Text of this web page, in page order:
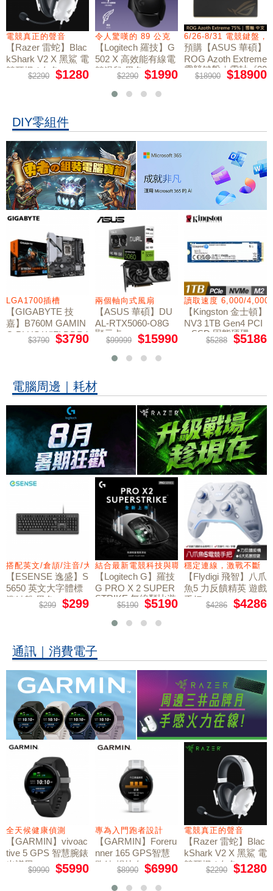
電競真正的聲音
【Razer 雷蛇】Blac
kShark V2 X 黑鯊 電
競耳機 / 白色
$2290 $1280
令人驚嘆的 89 公克
【Logitech 羅技】G
502 X 高效能有線電
競滑鼠 黑色
$2290 $1990
6/26-8/31 電競鍵盤，
預購【ASUS 華碩】
ROG Azoth Extreme
電競鍵盤｜雪軸《20
周年限量版》
$18900 $18900
DIY零組件
LGA1700插槽
【GIGABYTE 技
嘉】B760M GAMIN
G PLUS WIFI DDR4
主機板$3790 $3790
兩個軸向式風扇
【ASUS 華碩】DU
AL-RTX5060-O8G
顯示卡
$99999 $15990
讀取速度 6,000/
【Kingston 金士頓】
NV3 1TB Gen4 PCI
e SSD 固態硬碟
$5288 $5186
電腦周邊｜耗材
切換扳機
搭配英文/倉頡/注音/大易
【ESENSE 逸盛】S
5650 英文大字體標
準鍵盤 黑色
$299 $299
結合最新電競科技與職業選手共同開發
【Logitech G】羅技
G PRO X 2 SUPER
STRIKE 無線類比遊
戲滑鼠$5190 $5190
穩定連線，激戰不斷
【Flydigi 飛智】八爪
魚5 力反饋精英 遊戲
手把
$4286 $4286
通訊｜消費電子
全天候健康偵測
【GARMIN】vivoac
tive 5 GPS 智慧腕錶
光譜黑
$9990 $5990
專為入門跑者設計
【GARMIN】Foreru
nner 165 GPS智慧
跑錶 暢快白
$8990 $6990
電競真正的聲音
【Razer 雷蛇】Blac
kShark V2 X 黑鯊 電
競耳機 / 白色
$2290 $1280